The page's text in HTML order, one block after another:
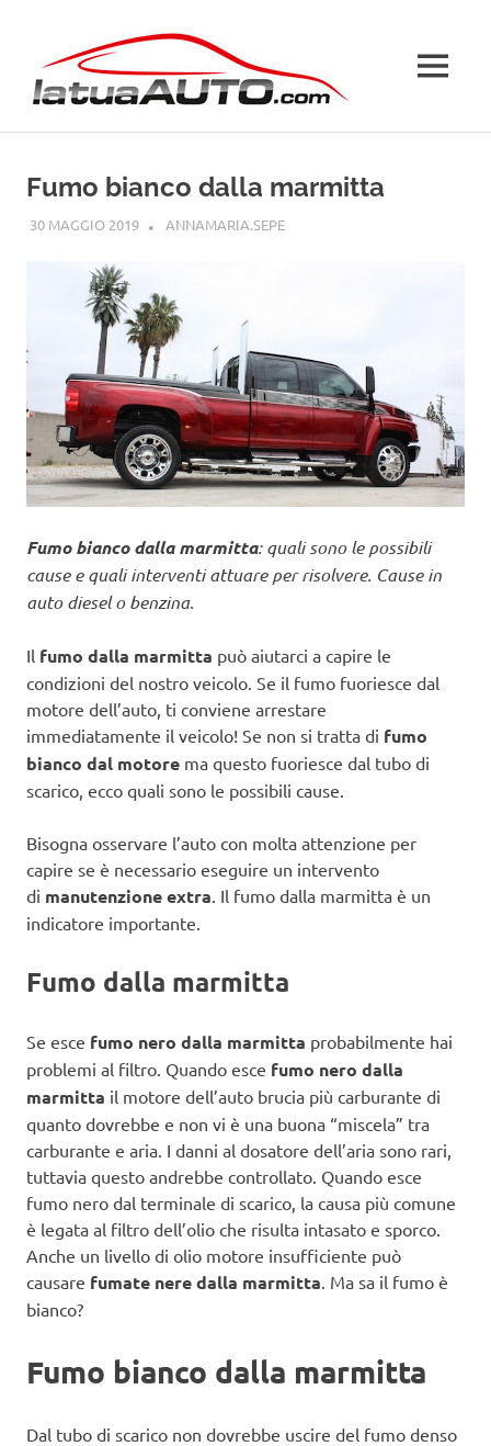
contenuto
MENU
Fumo bianco dalla marmitta
30 MAGGIO 2019 ANNAMARIA.SEPEGUIDE
Fumo bianco dalla marmitta: quali sono le possibili
cause e quali interventi attuare per risolvere. Cause in
auto diesel o benzina.
Il fumo dalla marmitta può aiutarci a capire le
condizioni del nostro veicolo. Se il fumo fuoriesce dal
motore dell’auto, ti conviene arrestare
immediatamente il veicolo! Se non si tratta di fumo
bianco dal motore ma questo fuoriesce dal tubo di
scarico, ecco quali sono le possibili cause.
Bisogna osservare l’auto con molta attenzione per
capire se è necessario eseguire un intervento
di manutenzione extra . Il fumo dalla marmitta è un
indicatore importante.
Fumo dalla marmitta
Se esce fumo nero dalla marmitta probabilmente hai
problemi al filtro. Quando esce fumo nero dalla
marmitta il motore dell’auto brucia più carburante di
quanto dovrebbe e non vi è una buona “miscela” tra
carburante e aria. I danni al dosatore dell’aria sono rari,
tuttavia questo andrebbe controllato. Quando esce
fumo nero dal terminale di scarico, la causa più comune
è legata al filtro dell’olio che risulta intasato e sporco.
Anche un livello di olio motore insufficiente può
causare fumate nere dalla marmitta . Ma sa il fumo è
bianco?
Fumo bianco dalla marmitta
Dal tubo di scarico non dovrebbe uscire del fumo denso